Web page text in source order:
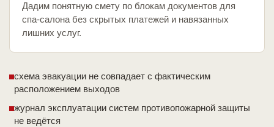
Дадим понятную смету по блокам документов для
спа-салона без скрытых платежей и навязанных
лишних услуг.
схема эвакуации не совпадает с фактическим
расположением выходов
журнал эксплуатации систем противопожарной защиты
не ведётся